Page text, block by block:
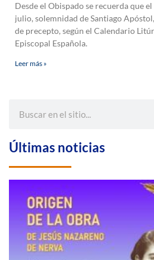
Desde el Obispado se recuerda que
julio, solemnidad de Santiago
de precepto, según el Calendario
Episcopal Española.
Leer más »
Últimas noticias